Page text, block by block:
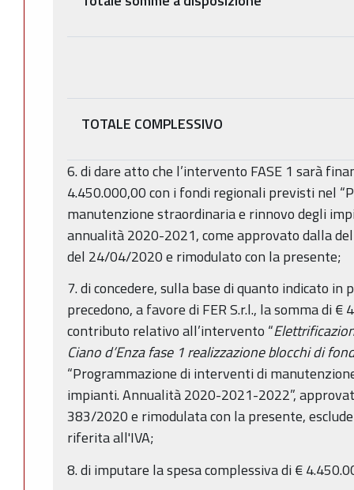
TOTALE COMPLESSIVO
6. di dare atto che l’intervento FASE 1 sarà
4.450.000,00 con i fondi regionali previsti nel
manutenzione straordinaria e rinnovo degli
annualità 2020-2021, come approvato dalla
del 24/04/2020 e rimodulato con la presente;
7. di concedere, sulla base di quanto indicato in
precedono, a favore di FER S.r.l., la somma di
contributo relativo all’intervento “
Ciano d’Enza fase 1 realizzazione blocchi di
“Programmazione di interventi di
impianti. Annualità 2020-2021-2022”,
383/2020 e rimodulata con la presente,
riferita all'IVA;
8. di imputare la spesa complessiva di €